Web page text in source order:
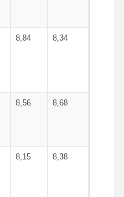
8,84 8,34
8,56 8,68
8,15 8,38